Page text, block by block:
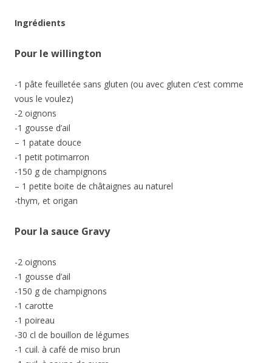
Ingrédients
Pour le willington
-1 pâte feuilletée sans gluten (ou avec gluten c’est comme
vous le voulez)
-2 oignons
-1 gousse d’ail
– 1 patate douce
-1 petit potimarron
-150 g de champignons
– 1 petite boite de châtaignes au naturel
-thym, et origan
Pour la sauce Gravy
-2 oignons
-1 gousse d’ail
-150 g de champignons
-1 carotte
-1 poireau
-30 cl de bouillon de légumes
-1 cuil. à café de miso brun